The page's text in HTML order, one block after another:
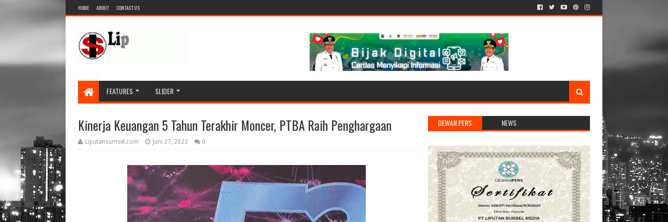
HOME ABOUT CONTACT US
FEATURES SLIDER
Kinerja Keuangan 5 Tahun Terakhir Moncer, PTBA Raih Penghargaan
Liputansumsel.com Juni 27, 2023 0
DEWAN PERS NEWS